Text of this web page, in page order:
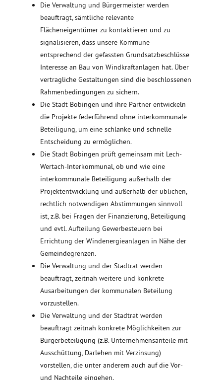
Die Verwaltung und Bürgermeister werden
beauftragt, sämtliche relevante
Flächeneigentümer zu kontaktieren und zu
signalisieren, dass unsere Kommune
entsprechend der gefassten Grundsatzbeschlüsse
Interesse an Bau von Windkraftanlagen hat. Über
vertragliche Gestaltungen sind die beschlossenen
Rahmenbedingungen zu sichern.
Die Stadt Bobingen und ihre Partner entwickeln
die Projekte federführend ohne interkommunale
Beteiligung, um eine schlanke und schnelle
Entscheidung zu ermöglichen.
Die Stadt Bobingen prüft gemeinsam mit Lech-
Wertach-Interkommunal, ob und wie eine
interkommunale Beteiligung außerhalb der
Projektentwicklung und außerhalb der üblichen,
rechtlich notwendigen Abstimmungen sinnvoll
ist, z.B. bei Fragen der Finanzierung, Beteiligung
und evtl. Aufteilung Gewerbesteuern bei
Errichtung der Windenergieanlagen in Nähe der
Gemeindegrenzen.
Die Verwaltung und der Stadtrat werden
beauftragt, zeitnah weitere und konkrete
Ausarbeitungen der kommunalen Beteilung
vorzustellen.
Die Verwaltung und der Stadtrat werden
beauftragt zeitnah konkrete Möglichkeiten zur
Bürgerbeteiligung (z.B. Unternehmensanteile mit
Ausschüttung, Darlehen mit Verzinsung)
vorstellen, die unter anderem auch auf die Vor-
und Nachteile eingehen.